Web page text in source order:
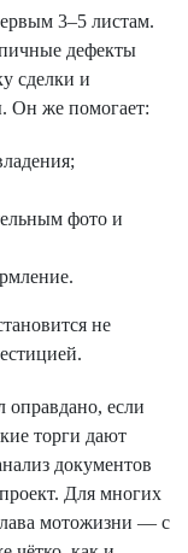
3–5 листам.
дефекты
сделки и
Он же помогает:
фото и
не
если
торги дают
документов
Для многих
мотожизни — с